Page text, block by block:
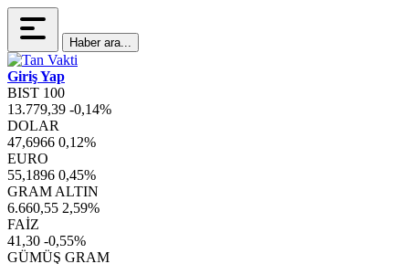
Haber ara...
Giriş Yap
BIST 100
13.779,39 -0,14%
DOLAR
47,6966 0,12%
EURO
55,1896 0,45%
GRAM ALTIN
6.660,55 2,59%
FAİZ
41,30 -0,55%
GÜMÜŞ GRAM